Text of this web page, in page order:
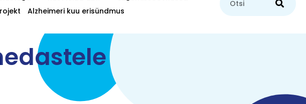
Alzheimeri kuu erisündmus